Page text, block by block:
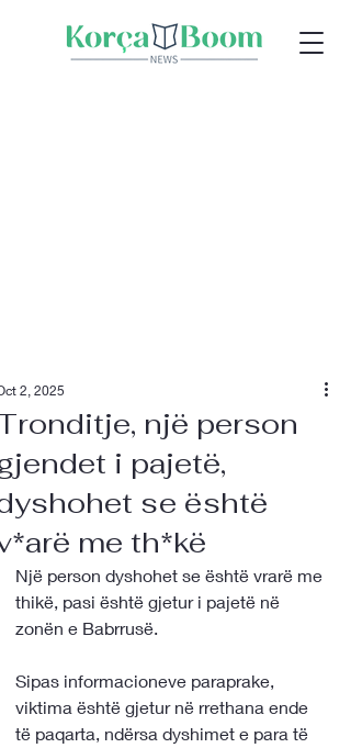
një person
i pajetë,
se është
me th*kë
2, 2025
Një person dyshohet se është vrarë me
thikë, pasi është gjetur i pajetë në
zonën e Babrrusë.
Sipas informacioneve paraprake,
viktima është gjetur në rrethana ende
të paqarta, ndërsa dyshimet e para të